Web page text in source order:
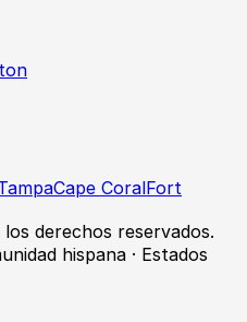
Cape CoralFort
derechos reservados.
hispana · Estados